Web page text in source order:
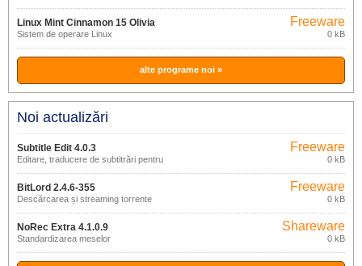
Linux Mint Cinnamon 15 Olivia
Sistem de operare Linux
Freeware
0 kB
alte programe noi »
Noi actualizări
Subtitle Edit 4.0.3
Editare, traducere de subtitrări pentru
Freeware
0 kB
BitLord 2.4.6-355
Descărcarea și streaming torrente
Freeware
0 kB
NoRec Extra 4.1.0.9
Standardizarea meselor
Shareware
0 kB